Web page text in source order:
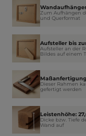
Zum Aufhängen
und Querformat
Aufsteller bis
Aufsteller an der
Bildes auf einem
Dieser Rahmen
gefertigt werden
Leistenhöhe:
Dicke bzw. Tiefe
Wand auf